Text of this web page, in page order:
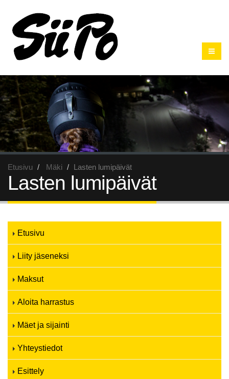
Etusivu Mäki Lasten lumipäivät
Lasten lumipäivät
Etusivu
Liity jäseneksi
Maksut
Aloita harrastus
Mäet ja sijainti
Yhteystiedot
Esittely